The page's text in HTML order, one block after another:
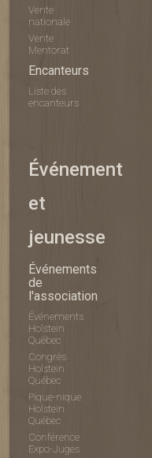
Vente
nationale
Vente
Mentorat
Encanteurs
Liste des
encanteurs
Événement
et
jeunesse
Événements
de
l'association
Événements
Holstein
Québec
Congrès
Holstein
Québec
Pique-nique
Holstein
Québec
Conférence
Expo-Juges